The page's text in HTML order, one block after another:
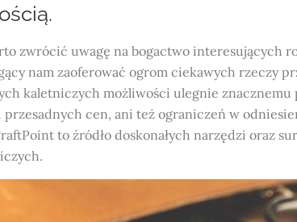
zwrócić uwagę na bogactwo interesujących
nam zaoferować ogrom ciekawych rzeczy
kaletniczych możliwości ulegnie znacznemu
przesadnych cen, ani też ograniczeń w
to źródło doskonałych narzędzi oraz